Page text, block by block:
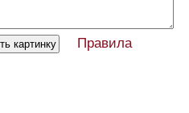
Правила